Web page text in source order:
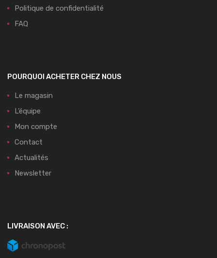
Politique de confidentialité
FAQ
POURQUOI ACHETER CHEZ NOUS
Le magasin
L’équipe
Mon compte
Contact
Actualités
Newsletter
LIVRAISON AVEC :